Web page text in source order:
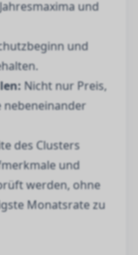
Jahresmaxima und
und
Nicht nur Preis,
nebeneinander
des Clusters
und
werden, ohne
Monatsrate zu